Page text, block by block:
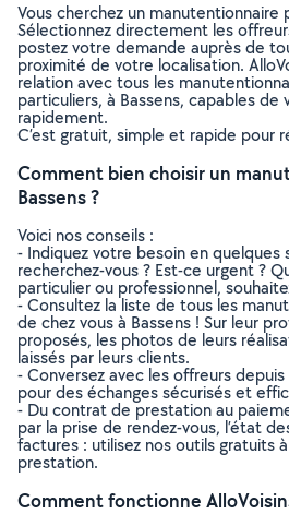
Vous cherchez un manutentionnaire
Sélectionnez directement les
postez votre demande auprès de
proximité de votre localisation.
relation avec tous les
particuliers, à Bassens, capables de
rapidement.
C’est gratuit, simple et rapide pour
Comment bien choisir un
Bassens ?
Voici nos conseils :
- Indiquez votre besoin en quelques
recherchez-vous ? Est-ce urgent ?
particulier ou professionnel,
- Consultez la liste de tous les
de chez vous à Bassens ! Sur leur
proposés, les photos de leurs
laissés par leurs clients.
- Conversez avec les offreurs
pour des échanges sécurisés et
- Du contrat de prestation au
par la prise de rendez-vous, l’état
factures : utilisez nos outils gratuits
prestation.
Comment fonctionne